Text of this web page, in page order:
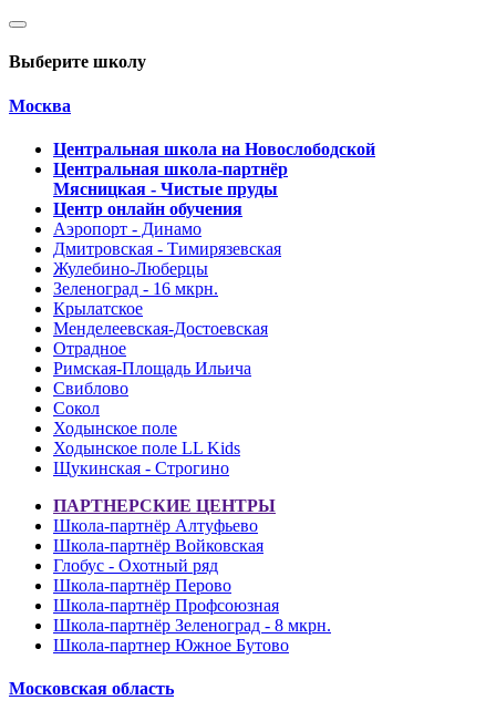
Выберите школу
Москва
Центральная школа на Новослободской
Центральная школа-партнёр
Мясницкая - Чистые пруды
Центр онлайн обучения
Аэропорт - Динамо
Дмитровская - Тимирязевская
Жулебино-Люберцы
Зеленоград - 16 мкрн.
Крылатское
Менделеевская-Достоевская
Отрадное
Римская-Площадь Ильича
Свиблово
Сокол
Ходынское поле
Ходынское поле LL Kids
Щукинская - Строгино
ПАРТНЕРСКИЕ ЦЕНТРЫ
Школа-партнёр Алтуфьево
Школа-партнёр Войковская
Глобус - Охотный ряд
Школа-партнёр Перово
Школа-партнёр Профсоюзная
Школа-партнёр Зеленоград - 8 мкрн.
Школа-партнер Южное Бутово
Московская область